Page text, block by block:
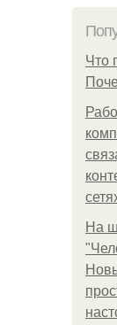
Что
На